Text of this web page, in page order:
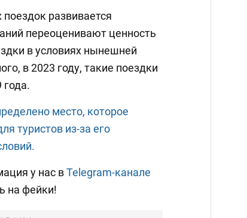
развивается
переоценивают ценность
в условиях нынешней
в 2023 году, такие поездки
года.
место, которое
туристов из-за его
у нас вTelegram-канале
на фейки!